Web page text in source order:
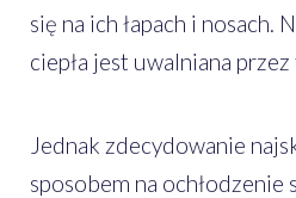
się na ich łapach i nosach.
ciepła jest uwalniana przez
Jednak zdecydowanie
sposobem na ochłodzenie